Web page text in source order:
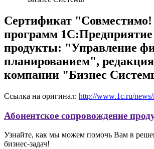
Сертификат "Совместимо!
программ
продукты: "Управление
планированием",
компании "Бизнес
Ссылка на оригинал: http://www.1c.ru/
Абонентское сопровождение
Узнайте, как мы можем помочь Вам в
бизнес-задач!